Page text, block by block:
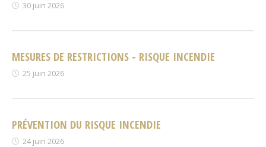
30 juin 2026
MESURES DE RESTRICTIONS - RISQUE INCENDIE
25 juin 2026
PRÉVENTION DU RISQUE INCENDIE
24 juin 2026